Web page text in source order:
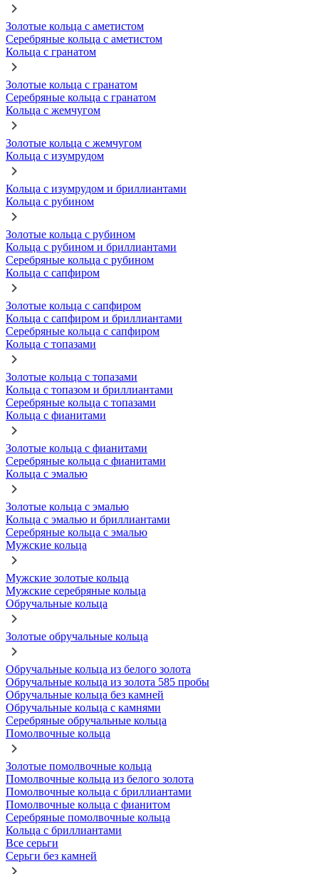
Золотые кольца с аметистом
Серебряные кольца с аметистом
Кольца с гранатом
Золотые кольца с гранатом
Серебряные кольца с гранатом
Кольца с жемчугом
Золотые кольца с жемчугом
Кольца с изумрудом
Кольца с изумрудом и бриллиантами
Кольца с рубином
Золотые кольца с рубином
Кольца с рубином и бриллиантами
Серебряные кольца с рубином
Кольца с сапфиром
Золотые кольца с сапфиром
Кольца с сапфиром и бриллиантами
Серебряные кольца с сапфиром
Кольца с топазами
Золотые кольца с топазами
Кольца с топазом и бриллиантами
Серебряные кольца с топазами
Кольца с фианитами
Золотые кольца с фианитами
Серебряные кольца с фианитами
Кольца с эмалью
Золотые кольца с эмалью
Кольца с эмалью и бриллиантами
Серебряные кольца с эмалью
Мужские кольца
Мужские золотые кольца
Мужские серебряные кольца
Обручальные кольца
Золотые обручальные кольца
Обручальные кольца из белого золота
Обручальные кольца из золота 585 пробы
Обручальные кольца без камней
Обручальные кольца с камнями
Серебряные обручальные кольца
Помолвочные кольца
Золотые помолвочные кольца
Помолвочные кольца из белого золота
Помолвочные кольца с бриллиантами
Помолвочные кольца с фианитом
Серебряные помолвочные кольца
Кольца с бриллиантами
Все серьги
Серьги без камней